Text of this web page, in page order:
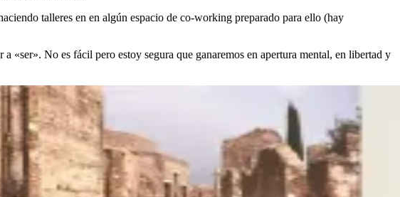
talleres en en algún espacio de co-working preparado para ello (hay
«ser». No es fácil pero estoy segura que ganaremos en apertura mental, en libertad y